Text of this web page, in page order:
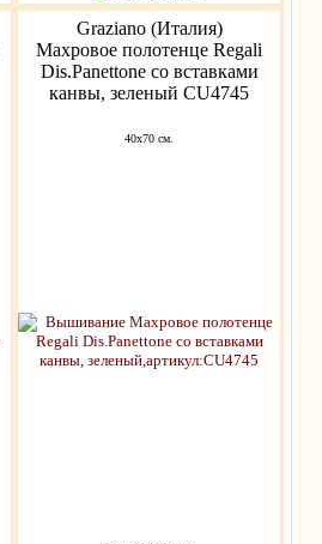
Graziano (Италия)
Махровое полотенце Regali
Dis.Panettone со вставками
канвы, зеленый CU4745
40x70 см.